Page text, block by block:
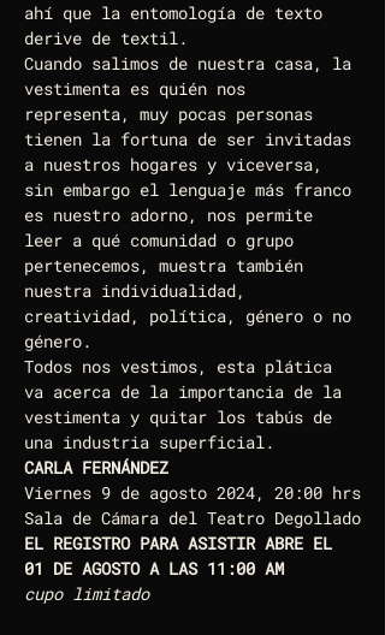
ahí que la entomología de texto
derive de textil.
Cuando salimos de nuestra casa, la
vestimenta es quién nos
representa, muy pocas personas
tienen la fortuna de ser invitadas
a nuestros hogares y viceversa,
sin embargo el lenguaje más franco
es nuestro adorno, nos permite
leer a qué comunidad o grupo
pertenecemos, muestra también
nuestra individualidad,
creatividad, política, género o no
género.
Todos nos vestimos, esta plática
va acerca de la importancia de la
vestimenta y quitar los tabús de
una industria superficial.
CARLA FERNÁNDEZ
Viernes 9 de agosto 2024, 20:00 hrs
Sala de Cámara del Teatro Degollado
EL REGISTRO PARA ASISTIR ABRE EL
01 DE AGOSTO A LAS 11:00 AM
cupo limitado